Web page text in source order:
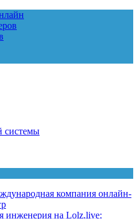
системы
компания онлайн-
инженерия на Lolz.live: